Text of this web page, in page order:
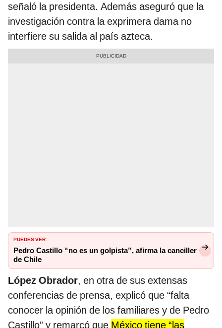
señaló la presidenta. Además aseguró que la
investigación contra la exprimera dama no
interfiere su salida al país azteca.
PUEDES VER:
Pedro Castillo “no es un golpista”, afirma la canciller
de Chile
López Obrador, en otra de sus extensas
conferencias de prensa, explicó que “falta
conocer la opinión de los familiares y de Pedro
Castillo” y remarcó que México tiene “las